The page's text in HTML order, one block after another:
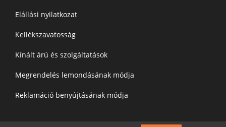
Elállási nyilatkozat
Kellékszavatosság
Kínált árú és szolgáltatások
Megrendelés lemondásának módja
Reklamáció benyújtásának módja